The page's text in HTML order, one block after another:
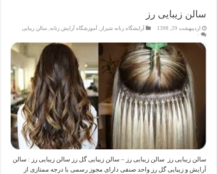
سالن زیبایی رز
اردیبهشت 29, 1398 آرایشگاه زنانه شیراز ,آموزشگاه آرایش زنانه ,سالن زیبایی
۰
سالن زیبایی رز سالن زیبایی رز – سالن زیبایی گل رز سالن زیبایی رز : سالن
آرایش و زیبایی گل رز واحد صنفی دارای مجوز رسمی با درجه ممتازی از